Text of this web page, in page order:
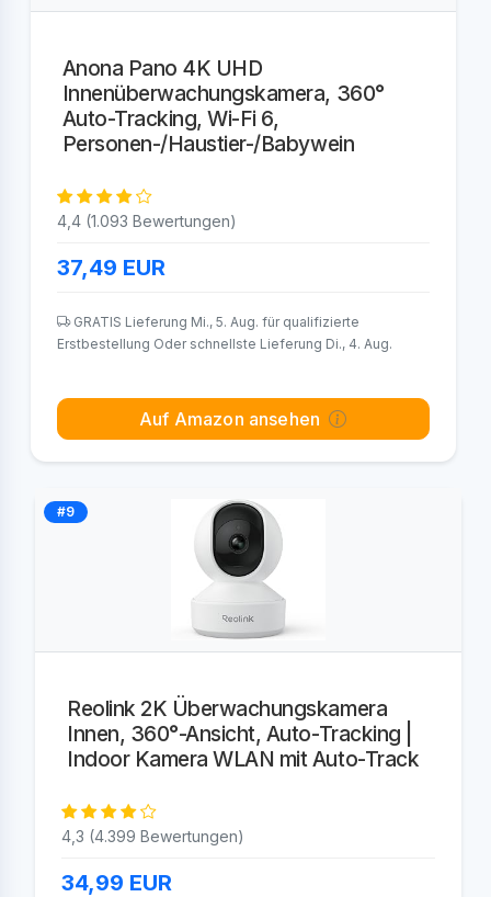
Anona Pano 4K UHD
Innenüberwachungskamera, 360°
Auto-Tracking, Wi-Fi 6,
Personen-/Haustier-/Babywein
4,4 (1.093 Bewertungen)
37,49 EUR
GRATIS Lieferung Mi., 5. Aug. für qualifizierte
Erstbestellung Oder schnellste Lieferung Di., 4. Aug.
Auf Amazon ansehen
#9
Reolink 2K Überwachungskamera
Innen, 360°-Ansicht, Auto-Tracking |
Indoor Kamera WLAN mit Auto-Track
4,3 (4.399 Bewertungen)
34,99 EUR